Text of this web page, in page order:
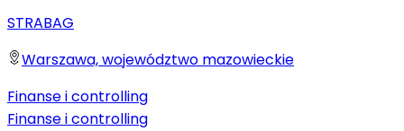
STRABAG
Warszawa, województwo mazowieckie
Finanse i controlling
Finanse i controlling